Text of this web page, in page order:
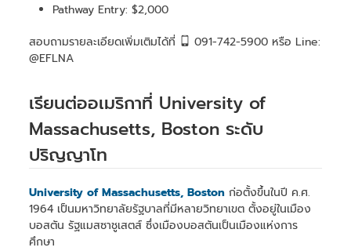
Pathway Entry: $2,000
สอบถามรายละเอียดเพิ่มเติมได้ที่
091-742-5900 หรือ Line:
@EFLNA
เรียนต่ออเมริกาที่ University of
Massachusetts, Boston ระดับ
ปริญญาโท
University of Massachusetts, Boston ก่อตั้งขึ้นในปี ค.ศ.
1964 เป็นมหาวิทยาลัยรัฐบาลที่มีหลายวิทยาเขต ตั้งอยู่ในเมือง
บอสตัน รัฐแมสซาชูเสตส์ ซึ่งเมืองบอสตันเป็นเมืองแห่งการ
ศึกษา